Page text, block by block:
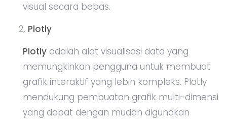
visual secara bebas.
Plotly
Plotly adalah alat visualisasi data yang
memungkinkan pengguna untuk membuat
grafik interaktif yang lebih kompleks. Plotly
mendukung pembuatan grafik multi-dimensi
yang dapat dengan mudah digunakan